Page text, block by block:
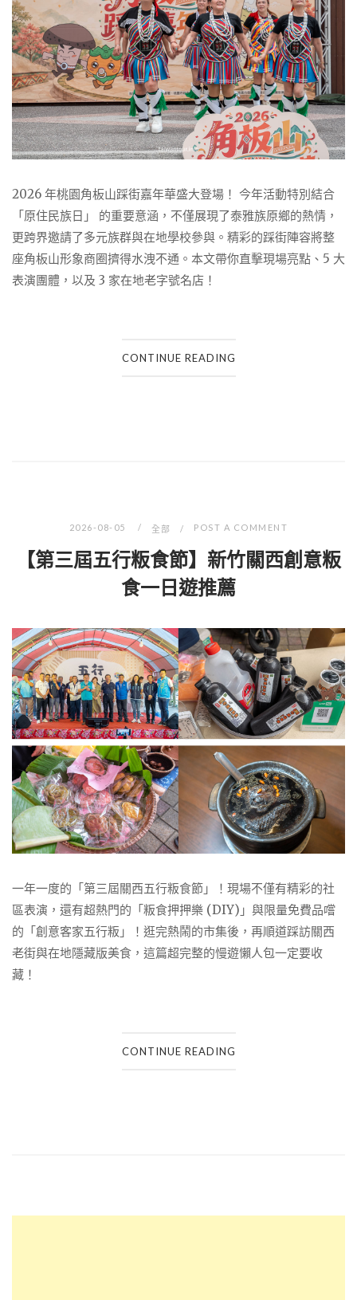
2026 年桃園角板山踩街嘉年華盛大登場！ 今年活動特別結合
「原住民族日」 的重要意涵，不僅展現了泰雅族原鄉的熱情，
更跨界邀請了多元族群與在地學校參與。精彩的踩街陣容將整
座角板山形象商圈擠得水洩不通。本文帶你直擊現場亮點、5 大
表演團體，以及 3 家在地老字號名店！
CONTINUE READING
2026-08-05 全部 POST A COMMENT
【第三屆五行粄食節】新竹關西創意粄
食一日遊推薦
一年一度的「第三屆關西五行粄食節」！現場不僅有精彩的社
區表演，還有超熱門的「粄食押押樂 (DIY)」與限量免費品嚐
的「創意客家五行粄」！逛完熱鬧的市集後，再順道踩訪關西
老街與在地隱藏版美食，這篇超完整的慢遊懶人包一定要收
藏！
CONTINUE READING